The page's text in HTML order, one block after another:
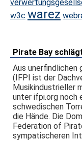
w3c warez
Pirate Bay
Aus unerfindlichen
(IFPI ist der
Musikindustrieller
unter ifpi.org noch
schwedischen
die Hände. Die
Federation of
sympatischeren